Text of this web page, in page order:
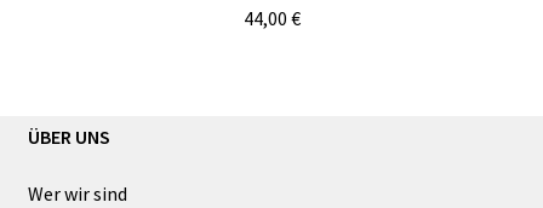
44,00 €
ÜBER UNS
Wer wir sind